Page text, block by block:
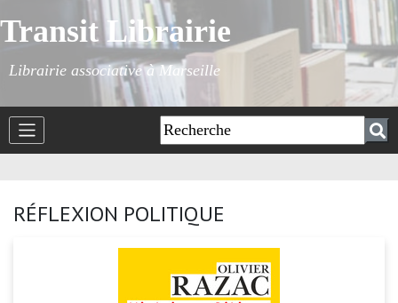
Transit Librairie
Librairie associative à Marseille
RÉFLEXION POLITIQUE